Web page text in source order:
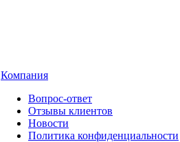
Компания
Вопрос-ответ
Отзывы клиентов
Новости
Политика конфиденциальности